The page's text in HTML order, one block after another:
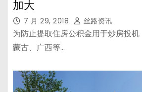
加大
7 月 29, 2018 丝路资讯
为防止提取住房公积金用于炒房投
蒙古、广西等…